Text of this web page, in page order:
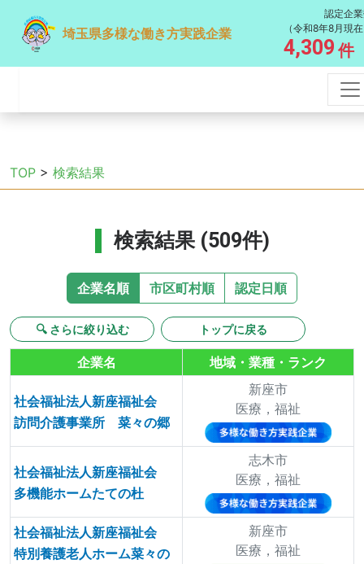
埼玉県多様な働き方実践企業
認定企
（令和8年8月現
4,309 件
TOP > 検索結果
検索結果 (509件)
企業名順 市区町村順 認定日順
🔍 さらに絞り込む トップに戻る
企業名 地域・業種・ランク
社会福祉法人新座福祉会
訪問介護事業所 菜々の郷
新座市
医療，福祉
社会福祉法人新座福祉会
多機能ホームたての杜
志木市
医療，福祉
社会福祉法人新座福祉会
特別養護老人ホーム菜々の
新座市
医療，福祉